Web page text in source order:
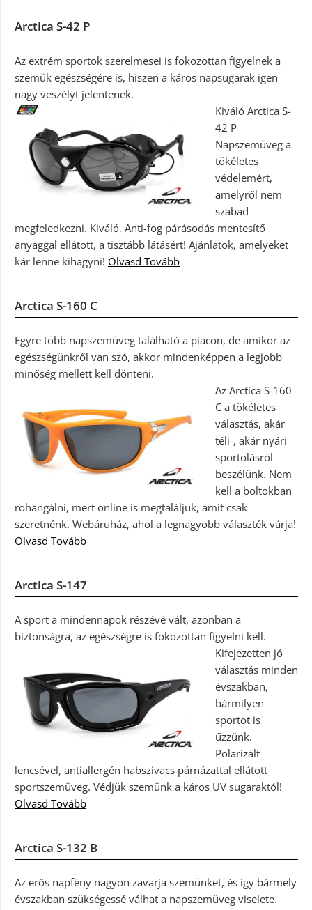
Arctica S-42 P
Az extrém sportok szerelmesei is fokozottan figyelnek a
szemük egészségére is, hiszen a káros napsugarak igen
nagy veszélyt jelentenek.
Kiváló Arctica S-
42 P
Napszemüveg a
tökéletes
védelemért,
amelyről nem
szabad
megfeledkezni. Kiváló, Anti-fog párásodás mentesítő
anyaggal ellátott, a tisztább látásért! Ajánlatok, amelyeket
kár lenne kihagyni! Olvasd Tovább
Arctica S-160 C
Egyre több napszemüveg található a piacon, de amikor az
egészségünkről van szó, akkor mindenképpen a legjobb
minőség mellett kell dönteni.
Az Arctica S-160
C a tökéletes
választás, akár
téli-, akár nyári
sportolásról
beszélünk. Nem
kell a boltokban
rohangálni, mert online is megtaláljuk, amit csak
szeretnénk. Webáruház, ahol a legnagyobb választék várja!
Olvasd Tovább
Arctica S-147
A sport a mindennapok részévé vált, azonban a
biztonságra, az egészségre is fokozottan figyelni kell.
Kifejezetten jó
választás minden
évszakban,
bármilyen
sportot is
űzzünk.
Polarizált
lencsével, antiallergén habszivacs párnázattal ellátott
sportszemüveg. Védjük szemünk a káros UV sugaraktól!
Olvasd Tovább
Arctica S-132 B
Az erős napfény nagyon zavarja szemünket, és így bármely
évszakban szükségessé válhat a napszemüveg viselete.